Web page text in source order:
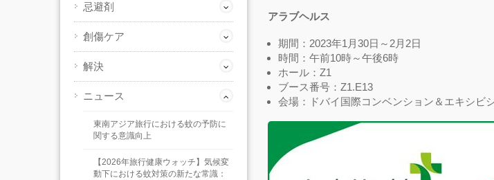
忌避剤
創傷ケア
解決
ニュース
東南アジア旅行における蚊の予防に
関する意識向上
【2026年旅行健康ウォッチ】気候変
動下における蚊対策の新たな常識：
アラブヘルス
期間：2023年1月30日～2月2日
時間：午前10時～午後6時
ホール：Z1
ブース番号：Z1.E13
会場：ドバイ国際コンベンション＆エキシビ